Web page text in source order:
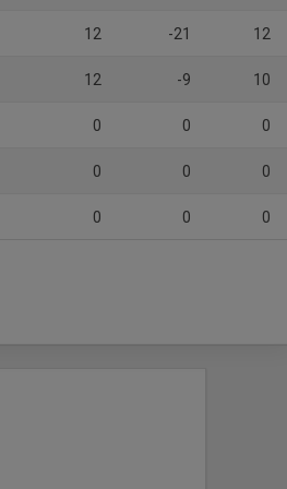
12 -21 12
12 -9 10
0 0 0
0 0 0
0 0 0